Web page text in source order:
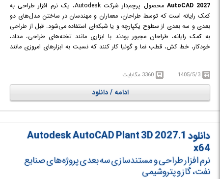
AutoCAD 2027
محصول پرچم‌دار شرکت Autodesk، یک نرم افزار طراحی به
کمک رایانه است که توسط طراحان، معماران و مهندسان در ساختن مدل‌های دو
بعدی و سه بعدی از سطوح یکپارچه و یا شبکه‌ای استفاده می‌شود. قبل از طراحی
به کمک رایانه، طراحان مجبور بودند با ابزاری مانند تخته‌های طراحی، مداد،
خودکار، خط کش، قطب نما و گونیا کار کنند که نسبت به ابزارهای امروزی مانند
اتوماتیک و کامپیوتری به سرعت به پراستفاده‌ترین ابزار طراحی به کمک رایانه
تبدیل شد. این نرم افزار هم اکنون پرکاربردترین نرم افزار طراحی صنعتی و نقشه
کشی بوده که بیش از 100 میلیون کاربر در سراسر دنیا دارد.
1405/5/3 3360 مگابایت
ادامه / دانلود
دانلود Autodesk AutoCAD Plant 3D 2027.1
x64
نرم افزار طراحی و مستند‌سازی سه بعدی پروژه‌های صنایع
نفت، گاز و پتروشیمی